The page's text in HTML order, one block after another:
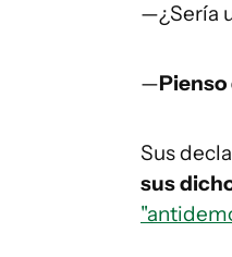
—¿Sería
—Pienso
Sus
sus